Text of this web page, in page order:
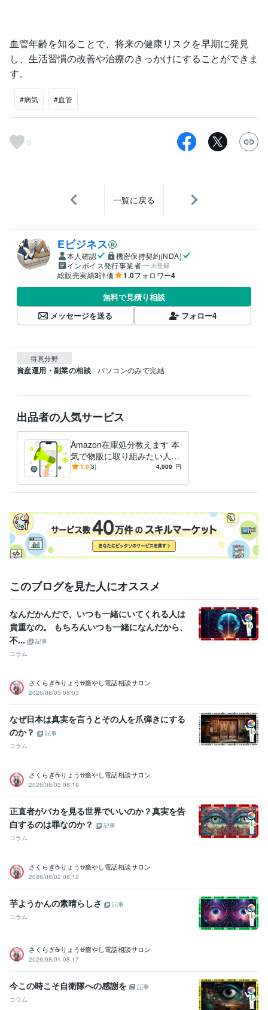
血管年齢を知ることで、将来の健康リスクを早期に発見
し、生活習慣の改善や治療のきっかけにすることができま
す。
#病気 #血管
0
一覧に戻る
Eビジネス
本人確認
機密保持契約(NDA)
インボイス発行事業者
未登録
総販売実績3評価 1.0フォロワー4
無料で見積り相談
メッセージを送る
フォロー4
得意分野
資産運用・副業の相談 パソコンのみで完結
出品者の人気サービス
Amazon在庫処分教えます 本
気で物販に取り組みたい人限
定1.0(3) 4,000 円
このブログを見た人にオススメ
なんだかんだで、いつも一緒にいてくれる人は
貴重なの。 もちろんいつも一緒になんだから、
不...
記事
コラム
さくらぎ☕りょう⛎癒やし電話相談サロン
2026/08/05 08:03
なぜ日本は真実を言うとその人を爪弾きにする
のか？
記事
コラム
さくらぎ☕りょう⛎癒やし電話相談サロン
2026/08/03 08:19
正直者がバカを見る世界でいいのか？真実を告
白するのは罪なのか？
記事
コラム
さくらぎ☕りょう⛎癒やし電話相談サロン
2026/08/02 08:12
芋ようかんの素晴らしさ
記事
コラム
さくらぎ☕りょう⛎癒やし電話相談サロン
2026/08/01 08:17
今この時こそ自衛隊への感謝を
記事
コラム